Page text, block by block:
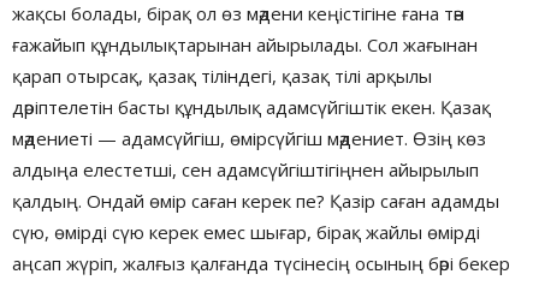
жақсы болады, бірақ ол өз мәдени кеңістігіне ғана тән
ғажайып құндылықтарынан айырылады. Сол жағынан
қарап отырсақ, қазақ тіліндегі, қазақ тілі арқылы
дәріптелетін басты құндылық адамсүйгіштік екен. Қазақ
мәдениеті — адамсүйгіш, өмірсүйгіш мәдениет. Өзің көз
алдыңа елестетші, сен адамсүйгіштігіңнен айырылып
қалдың. Ондай өмір саған керек пе? Қазір саған адамды
сүю, өмірді сүю керек емес шығар, бірақ жайлы өмірді
аңсап жүріп, жалғыз қалғанда түсінесің осының бәрі бекер